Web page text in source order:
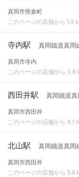
真岡市熊倉町
このページの店舗から 1.5
寺内駅 真岡鐵道真岡
真岡市寺内
このページの店舗から 3.8
西田井駅 真岡鐵道真
真岡市西田井
このページの店舗から 4.1
北山駅 真岡鐵道真岡
真岡市西田井
このページの店舗から 5.8